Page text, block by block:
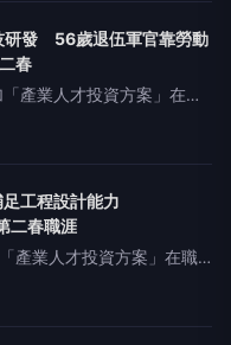
發展、數位轉型及淨零永
研發 56歲退伍軍官靠勞動
春
產業人才投資方案」在職
二春職涯。（圖／桃竹苗
淨零永續浪潮，企業對跨
足工程設計能力
二春職涯
產業人才投資方案」在職
二春職涯。（圖／桃竹苗
淨零永續浪潮，企業對跨